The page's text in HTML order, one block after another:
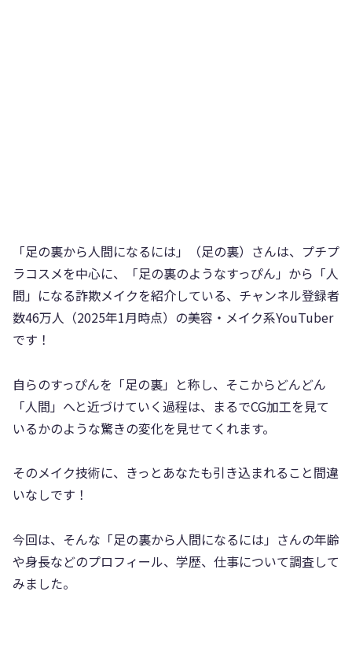
「足の裏から人間になるには」（足の裏）さんは、プチプ
ラコスメを中心に、「足の裏のようなすっぴん」から「人
間」になる詐欺メイクを紹介している、チャンネル登録者
数46万人（2025年1月時点）の美容・メイク系YouTuber
です！
自らのすっぴんを「足の裏」と称し、そこからどんどん
「人間」へと近づけていく過程は、まるでCG加工を見て
いるかのような驚きの変化を見せてくれます。
そのメイク技術に、きっとあなたも引き込まれること間違
いなしです！
今回は、そんな「足の裏から人間になるには」さんの年齢
や身長などのプロフィール、学歴、仕事について調査して
みました。